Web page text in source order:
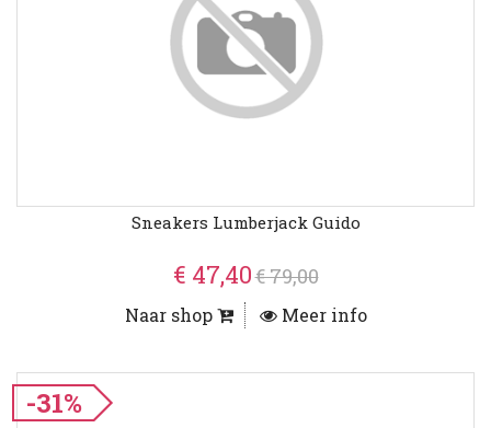
Sneakers Lumberjack Guido
€ 47,40€ 79,00
Naar shop Meer info
-31%